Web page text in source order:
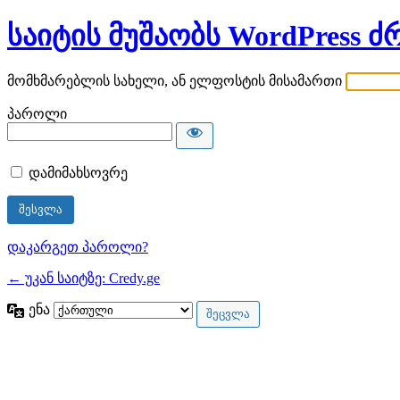
საიტის მუშაობს WordPress
მომხმარებლის სახელი, ან ელფოსტის მისამართი
პაროლი
დამიმახსოვრე
დაკარგეთ პაროლი?
← უკან საიტზე: Credy.ge
ენა